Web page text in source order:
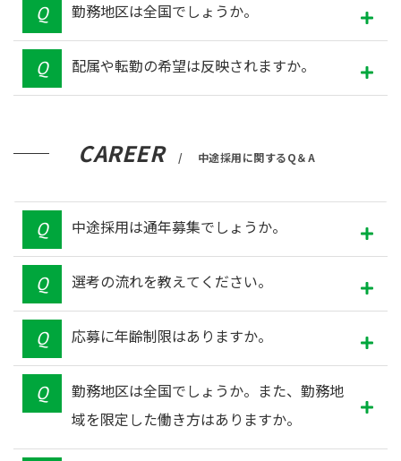
勤務地区は全国でしょうか。
配属や転勤の希望は反映されますか。
CAREER 中途採用に関するQ＆A
中途採用は通年募集でしょうか。
選考の流れを教えてください。
応募に年齢制限はありますか。
勤務地区は全国でしょうか。また、勤務地
域を限定した働き方はありますか。